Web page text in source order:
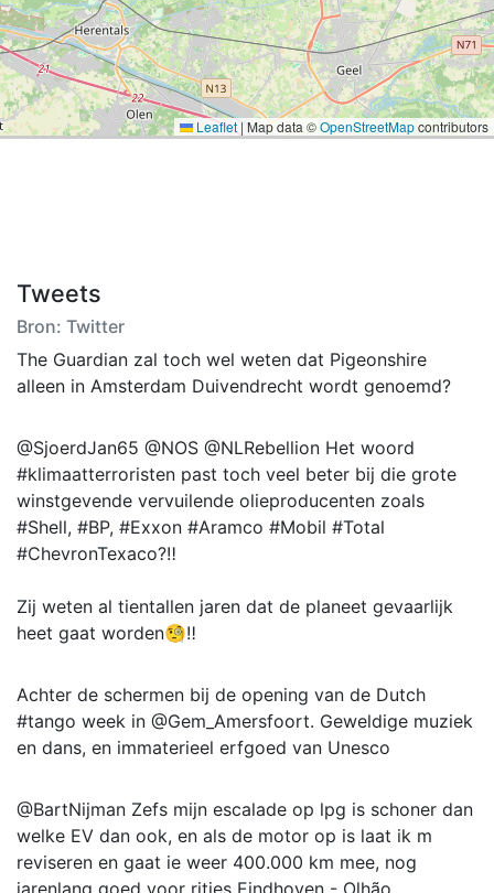
Leaflet | Map data ©OpenStreetMapcontributors
Tweets
Bron: Twitter
The Guardian zal toch wel weten dat Pigeonshire
alleen in Amsterdam Duivendrecht wordt genoemd?
@SjoerdJan65 @NOS @NLRebellion Het woord
#klimaatterroristen past toch veel beter bij die grote
winstgevende vervuilende olieproducenten zoals
#Shell, #BP, #Exxon #Aramco #Mobil #Total
#ChevronTexaco?‼️
Zij weten al tientallen jaren dat de planeet gevaarlijk
heet gaat worden🧐‼️
Achter de schermen bij de opening van de Dutch
#tango week in @Gem_Amersfoort. Geweldige muziek
en dans, en immaterieel erfgoed van Unesco
@BartNijman Zefs mijn escalade op lpg is schoner dan
welke EV dan ook, en als de motor op is laat ik m
reviseren en gaat ie weer 400.000 km mee, nog
jarenlang goed voor ritjes Eindhoven - Olhão.